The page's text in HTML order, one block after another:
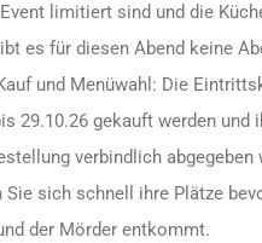
limitiert sind und die
es für diesen Abend keine
und Menüwahl: Die
29.10.26 gekauft werden und
verbindlich abgegeben
Sie sich schnell ihre Plätze
der Mörder entkommt.